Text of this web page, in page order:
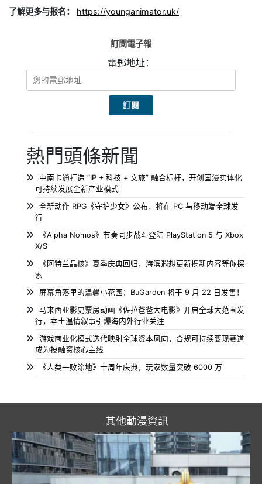
了解更多与报名： https://younganimator.uk/
訂閱電子報
電郵地址：
熱門頭條新聞
中南卡通打造 “IP + 科技 + 文旅” 融合标杆，开创国漫实体化
可持续发展全新产业模式
全新动作 RPG《守护少女》公布，将在 PC 与移动端全球发
行
《Alpha Nomos》节奏同步战斗登陆 PlayStation 5 与 Xbox
X/S
《阿特兰晶核》夏季庆典回归，海滨遐想更新携新内容等你探
索
屏幕角落里的温馨小花园：BuGarden 将于 9 月 22 日发售！
马来西亚影史票房动画《佐拉爸爸大电影》开启全球大范围发
行，本土温情叙事引爆海内外行业关注
游戏商业化模式迭代映射全球资本风向，合规可持续变现赛道
成为投融资核心主线
《人类一败涂地》十周年庆典，玩家数量突破 6000 万
其他動漫資訊